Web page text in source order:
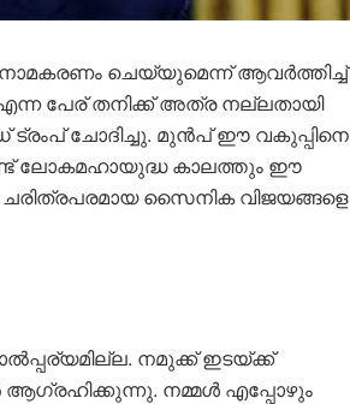
ചെയ്യുമെന്ന് ആവർത്തിച്ച്
പേര് തനിക്ക് അത്ര നല്ലതായി
ചോദിച്ചു. മുൻപ് ഈ വകുപ്പിനെ
രണ്ട് ലോകമഹായുദ്ധ കാലത്തും ഈ
സൈനിക വിജയങ്ങളെ
നമുക്ക് ഇടയ്ക്ക്
നമ്മൾ എപ്പോഴും